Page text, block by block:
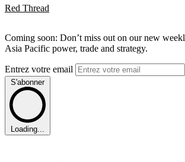
Red Thread
Coming soon: Don’t miss out on our new
Asia Pacific power, trade and strategy.
Entrez votre email
S'abonner
Loading...